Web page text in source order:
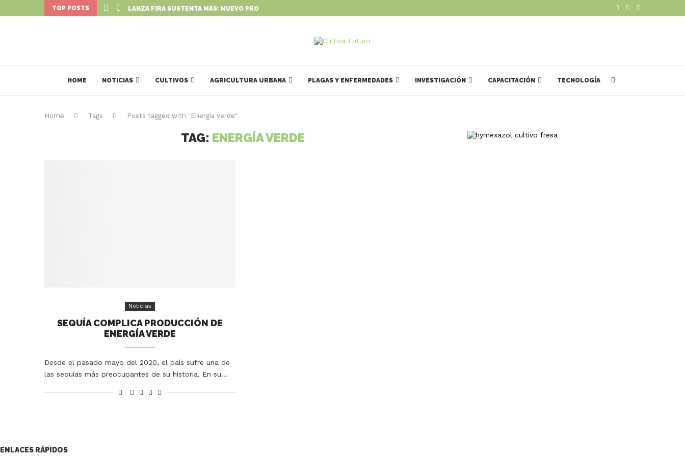
TOP POSTS LANZA FIRA SUSTENTA MÁS: NUEVO PROGRAMA PARA IMPULSAR...
HOME NOTICIAS CULTIVOS AGRICULTURA URBANA PLAGAS Y ENFERMEDADES INVESTIGACIÓN CAPACITACIÓN TECNOLOGÍA
Home Tags Posts tagged with "Energía verde"
TAG: ENERGÍA VERDE
Noticias
SEQUÍA COMPLICA PRODUCCIÓN DE
ENERGÍA VERDE
Desde el pasado mayo del 2020, el país sufre una de
las sequías más preocupantes de su historia. En su…
ENLACES RÁPIDOS